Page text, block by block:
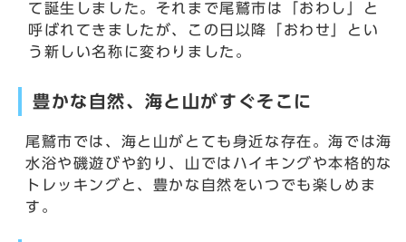
て誕生しました。それまで尾鷲市は「おわし」と
呼ばれてきましたが、この日以降「おわせ」とい
う新しい名称に変わりました。
豊かな自然、海と山がすぐそこに
尾鷲市では、海と山がとても身近な存在。海では海
水浴や磯遊びや釣り、山ではハイキングや本格的な
トレッキングと、豊かな自然をいつでも楽しめま
す。